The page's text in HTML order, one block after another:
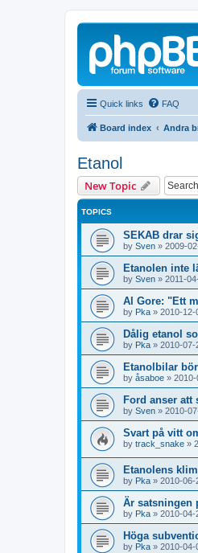
Quick links FAQ
Board index Andra
Etanol
New Topic
TOPICS
SEKAB drar
by Sven » 2009-
Etanolen inte
by Sven » 2011-
Al Gore: "Ett
by Pka » 2010-12-
Dålig etanol
by Pka » 2010-07-
Etanolbilar
by åsaboe » 2010-
Ford anser att
by Sven » 2010-
Svart på vitt
by track_snake »
Etanolens
by Pka » 2010-06-
Är satsningen
by Pka » 2010-04-
Höga
by Pka » 2010-04-